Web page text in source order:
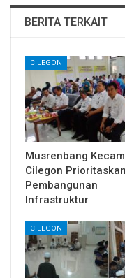
BERITA TERKAIT
CILEGON
Musrenbang
Cilegon Prioritaskan
Pembangunan
Infrastruktur
CILEGON